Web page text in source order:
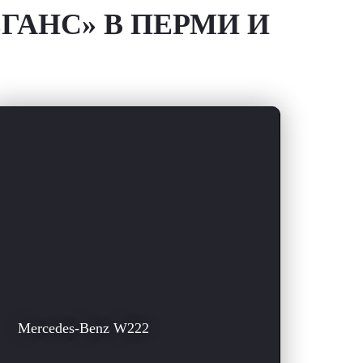
В ПЕРМИ И
Mercedes-Benz W222